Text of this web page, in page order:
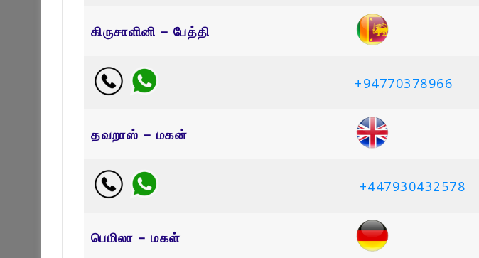
கிருசாளினி – பேத்தி
+94770378966
தவறாஸ் – மகன்
+447930432578
பெமிலா – மகள்